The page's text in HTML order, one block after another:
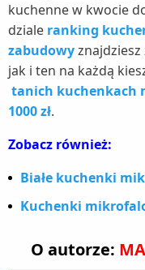
kuchenne w kwocie
dziale ranking
zabudowy
jak i ten na każdą
tanich kuchenkach
1000 zł.
Zobacz również:
Białe kuchenki
Kuchenki
O autorze: